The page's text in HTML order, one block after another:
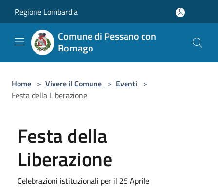
Regione Lombardia
Comune di Pessano con
Bornago
Home > Vivere il Comune > Eventi >
Festa della Liberazione
Festa della
Liberazione
Celebrazioni istituzionali per il 25 Aprile